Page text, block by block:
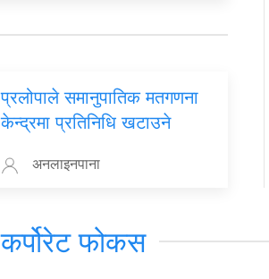
प्रलोपाले समानुपातिक मतगणना
केन्द्रमा प्रतिनिधि खटाउने
अनलाइनपाना
कर्पोरेट फोकस